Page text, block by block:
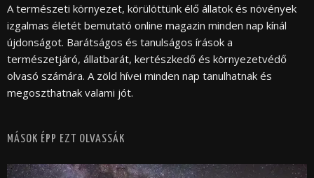
A természeti környezet, körülöttünk élő állatok és növények
izgalmas életét bemutató online magazin minden nap kínál
újdonságot. Barátságos és tanulságos írások a
természetjáró, állatbarát, kertészkedő és környezetvédő
olvasó számára. A zöld hívei minden nap tanulhatnak és
megoszthatnak valami jót.
MÁSOK ÉPP EZT OLVASSÁK